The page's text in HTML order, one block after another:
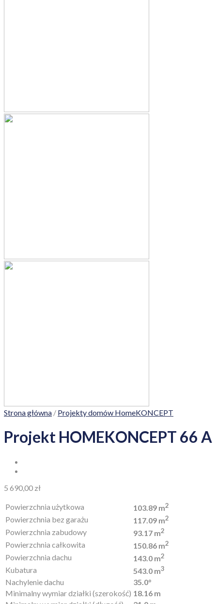
Strona główna / Projekty domów HomeKONCEPT
Projekt HOMEKONCEPT 66 A
5 690,00 zł
Powierzchnia użytkowa 103.89 m2
Powierzchnia bez garażu 117.09 m2
Powierzchnia zabudowy 93.17 m2
Powierzchnia całkowita 150.86 m2
Powierzchnia dachu 143.0 m2
Kubatura 543.0 m3
Nachylenie dachu
35.0°
Minimalny wymiar działki (szerokość) 18.16 m